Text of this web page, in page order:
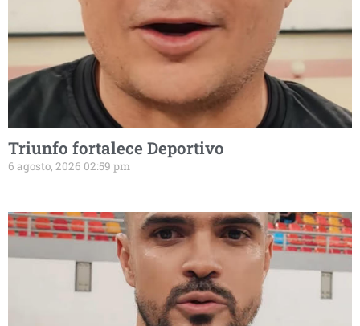
Triunfo fortalece Deportivo
6 agosto, 2026 02:59 pm